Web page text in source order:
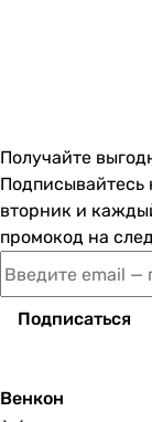
Получайте
вторник и
промокод на
Подписаться
Венкон